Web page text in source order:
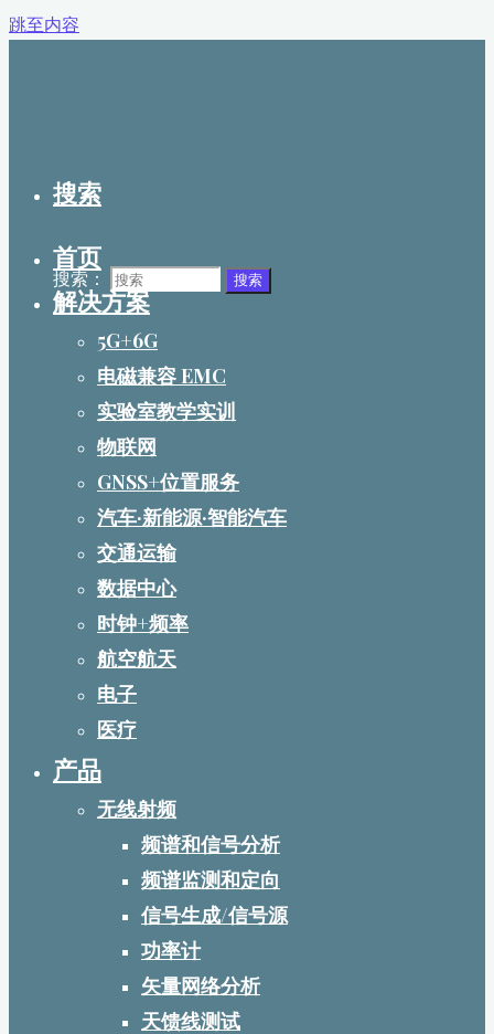
跳至内容
搜索
搜索： 搜索
首页
解决方案
5G+6G
电磁兼容 EMC
实验室教学实训
物联网
GNSS+位置服务
汽车·新能源·智能汽车
交通运输
数据中心
时钟+频率
航空航天
电子
医疗
产品
无线射频
频谱和信号分析
频谱监测和定向
信号生成/信号源
功率计
矢量网络分析
天馈线测试